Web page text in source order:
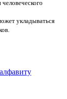
укладываться